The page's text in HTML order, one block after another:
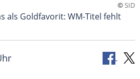
©SID
als Goldfavorit: WM-Titel fehlt